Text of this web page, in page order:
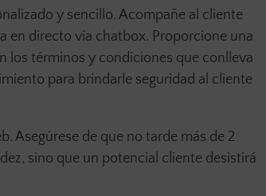
y sencillo. Acompañe al cliente
en directo vía chatbox. Proporcione una
los términos y condiciones que conlleva
para brindarle seguridad al cliente
Asegúrese de que no tarde más de 2
sino que un potencial cliente desistirá